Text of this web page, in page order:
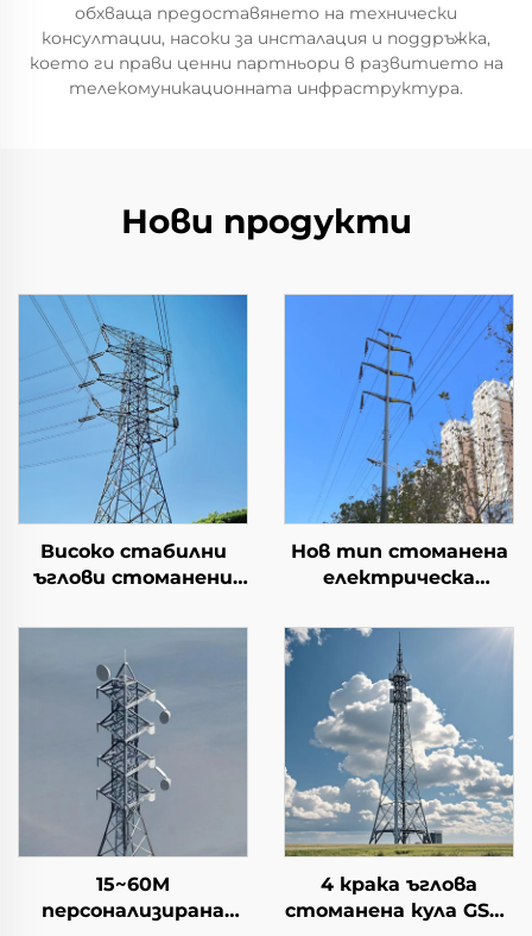
обхваща предоставянето на технически
консултации, насоки за инсталация и поддръжка,
което ги прави ценни партньори в развитието на
телекомуникационната инфраструктура.
Нови продукти
Високо стабилни
ъглови стоманени
Стоманена кула
Преносна кула
Нов тип стоманена
електрическа
Пилонна тръбна
кула Електропровод
Стоманена
монополюсна кула
15~60M
персонализирана
4 крака ъглова
стоманена кула GSM/